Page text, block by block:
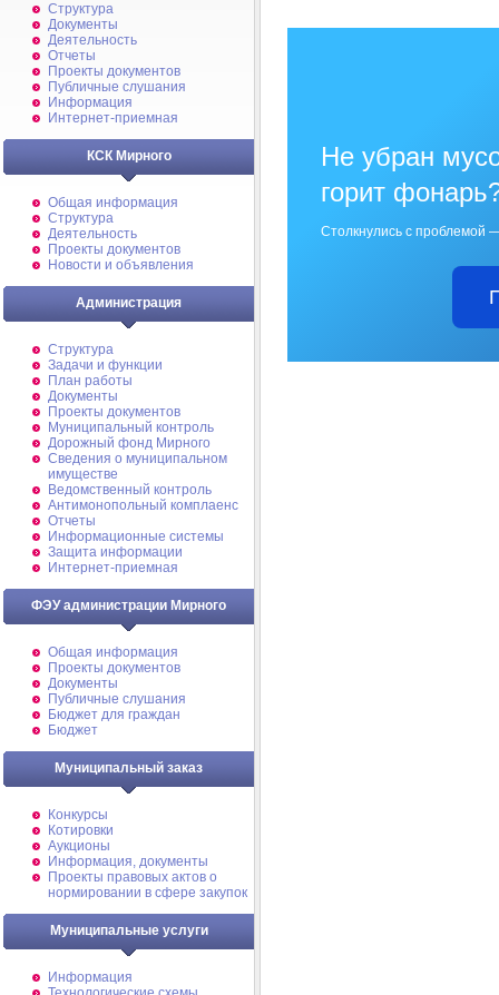
Структура
Документы
Деятельность
Отчеты
Проекты документов
Публичные слушания
Информация
Интернет-приемная
КСК Мирного
Общая информация
Структура
Деятельность
Проекты документов
Новости и объявления
Администрация
Структура
Задачи и функции
План работы
Документы
Проекты документов
Муниципальный контроль
Дорожный фонд Мирного
Cведения о муниципальном
имуществе
Ведомственный контроль
Антимонопольный комплаенс
Отчеты
Информационные системы
Защита информации
Интернет-приемная
ФЭУ администрации Мирного
Общая информация
Проекты документов
Документы
Публичные слушания
Бюджет для граждан
Бюджет
Муниципальный заказ
Конкурсы
Котировки
Аукционы
Информация, документы
Проекты правовых актов о
нормировании в сфере закупок
Муниципальные услуги
Информация
Не убран
горит
Столкнулись с проблемой